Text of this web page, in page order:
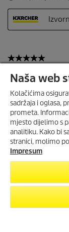
Naša web
Kolačićima
sadržaja i oglasa,
prometa.
mjesto dijelimo s
analitiku. Kako bi
stranici, molimo
Impresum